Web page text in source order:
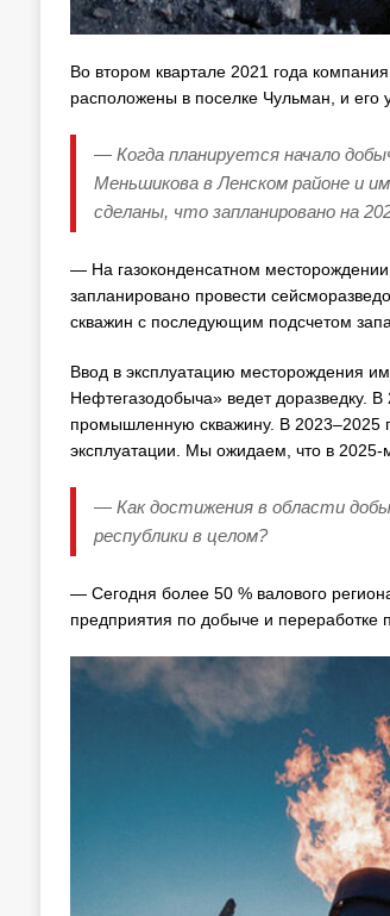
Во втором квартале 2021 года
расположены в поселке Чульман, и его
— Когда планируется начало
Меньшикова в Ленском районе и
сделаны, что запланировано на
— На газоконденсатном
запланировано провести
скважин с последующим подсчетом
Ввод в эксплуатацию месторождения
Нефтегазодобыча» ведет доразведку. В
промышленную скважину. В 2023–2025
эксплуатации. Мы ожидаем, что в 2025-
— Как достижения в области
республики в целом?
— Сегодня более 50 % валового
предприятия по добыче и переработке